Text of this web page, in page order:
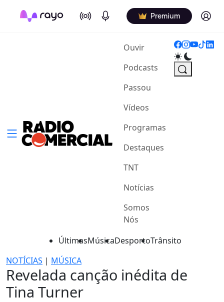
On Air Podcasts Premium Log in
Ouvir(current)
Podcasts
Passou
Vídeos
Programas
Destaques
TNT
Notícias
Somos
Nós
ÚltimasMúsicaDesportoTrânsito
NOTÍCIAS | MÚSICA
Revelada canção inédita de
Tina Turner